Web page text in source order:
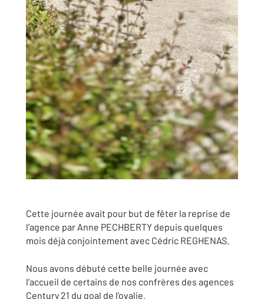
Cette journée avait pour but de fêter la reprise de
l’agence par Anne PECHBERTY depuis quelques
mois déjà conjointement avec Cédric REGHENAS.
Nous avons débuté cette belle journée avec
l’accueil de certains de nos confrères des agences
Century 21 du goal de l’ovalie.